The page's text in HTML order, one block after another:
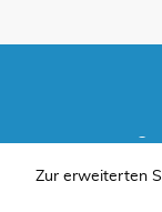
Zur erweiterten